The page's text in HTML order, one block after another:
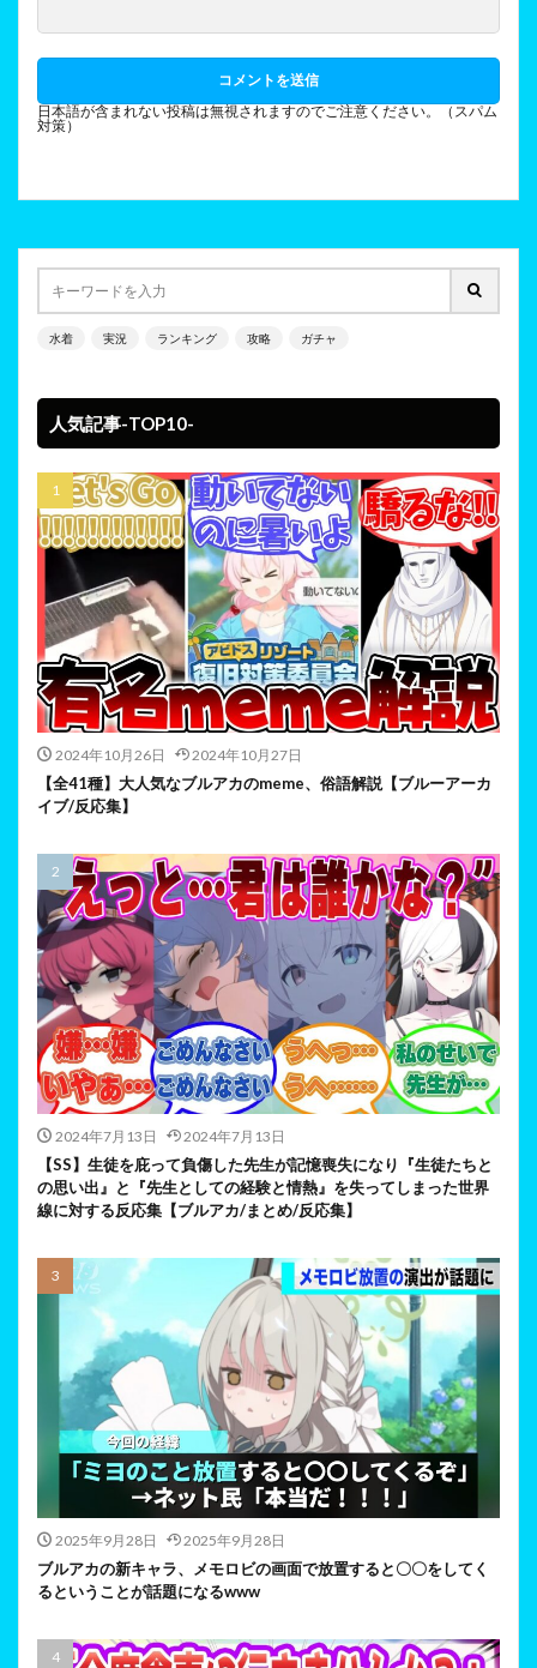
日本語が含まれない投稿は無視されますのでご注意ください。（スパム
対策）
水着 実況 ランキング 攻略 ガチャ
人気記事-TOP10-
2024年10月26日 2024年10月27日
【全41種】大人気なブルアカのmeme、俗語解説【ブルーアーカ
イブ/反応集】
2024年7月13日 2024年7月13日
【SS】生徒を庇って負傷した先生が記憶喪失になり『生徒たちと
の思い出』と『先生としての経験と情熱』を失ってしまった世界
線に対する反応集【ブルアカ/まとめ/反応集】
2025年9月28日 2025年9月28日
ブルアカの新キャラ、メモロビの画面で放置すると〇〇をしてく
るということが話題になるwww